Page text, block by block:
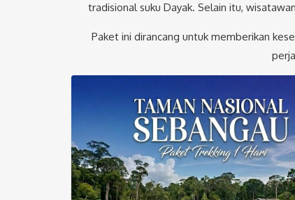
tradisional suku Dayak. Selain itu,
Paket ini dirancang untuk memberikan